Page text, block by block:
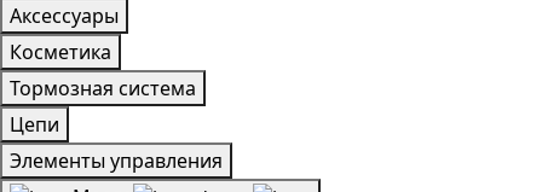
Аксессуары
Косметика
Тормозная система
Цепи
Элементы управления